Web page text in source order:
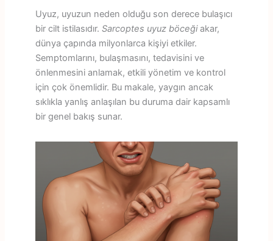
Uyuz, uyuzun neden olduğu son derece bulaşıcı
bir cilt istilasıdır. Sarcoptes uyuz böceğiakar,
dünya çapında milyonlarca kişiyi etkiler.
Semptomlarını, bulaşmasını, tedavisini ve
önlenmesini anlamak, etkili yönetim ve kontrol
için çok önemlidir. Bu makale, yaygın ancak
sıklıkla yanlış anlaşılan bu duruma dair kapsamlı
bir genel bakış sunar.